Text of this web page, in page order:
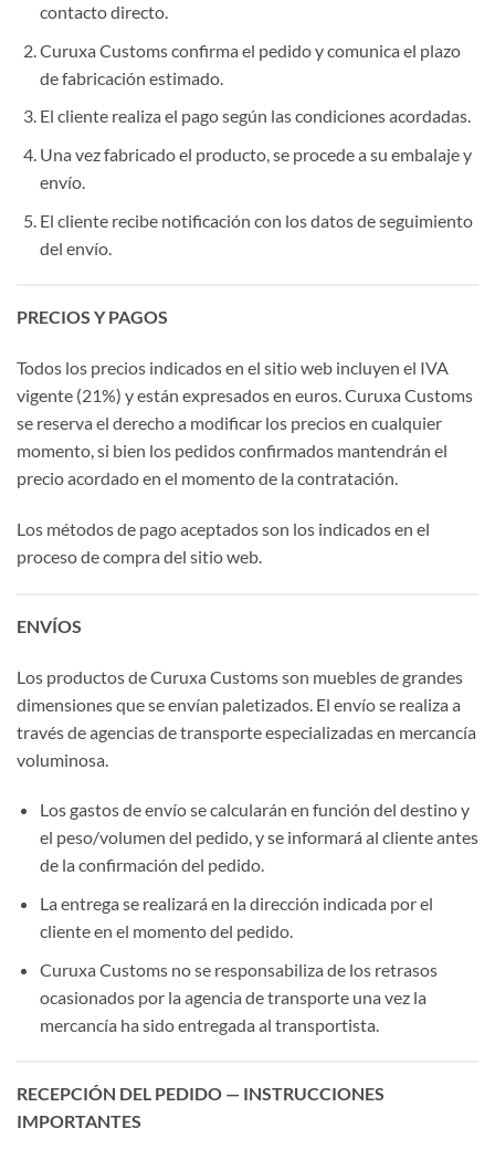
contacto directo.
Curuxa Customs confirma el pedido y comunica el plazo
de fabricación estimado.
El cliente realiza el pago según las condiciones acordadas.
Una vez fabricado el producto, se procede a su embalaje y
envío.
El cliente recibe notificación con los datos de seguimiento
del envío.
PRECIOS Y PAGOS
Todos los precios indicados en el sitio web incluyen el IVA
vigente (21%) y están expresados en euros. Curuxa Customs
se reserva el derecho a modificar los precios en cualquier
momento, si bien los pedidos confirmados mantendrán el
precio acordado en el momento de la contratación.
Los métodos de pago aceptados son los indicados en el
proceso de compra del sitio web.
ENVÍOS
Los productos de Curuxa Customs son muebles de grandes
dimensiones que se envían paletizados. El envío se realiza a
través de agencias de transporte especializadas en mercancía
voluminosa.
Los gastos de envío se calcularán en función del destino y
el peso/volumen del pedido, y se informará al cliente antes
de la confirmación del pedido.
La entrega se realizará en la dirección indicada por el
cliente en el momento del pedido.
Curuxa Customs no se responsabiliza de los retrasos
ocasionados por la agencia de transporte una vez la
mercancía ha sido entregada al transportista.
RECEPCIÓN DEL PEDIDO — INSTRUCCIONES
IMPORTANTES